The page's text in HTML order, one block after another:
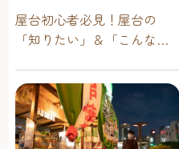
屋台初心者必見！屋台の
「知りたい」＆「こんな時
問に答えます！